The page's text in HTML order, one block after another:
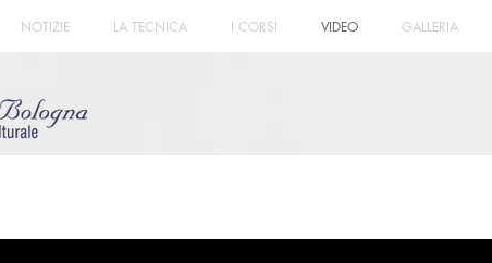
NOTIZIE LA TECNICA I CORSI VIDEO GALLERIA